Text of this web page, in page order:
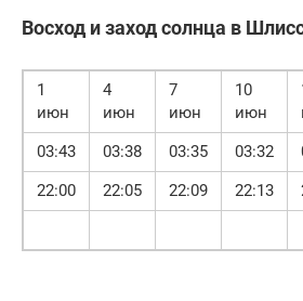
Восход и заход солнца в
1
июн
4
июн
7
июн
10
июн
03:43
03:38 03:35 03:32
22:00
22:05 22:09 22:13